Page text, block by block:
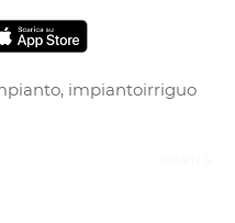
, impiantoirriguo